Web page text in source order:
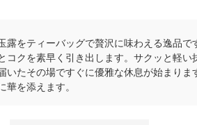
露をティーバッグで贅沢に味わえる逸品
コクを素早く引き出します。サクッと軽
いたその場ですぐに優雅な休息が始まり
華を添えます。